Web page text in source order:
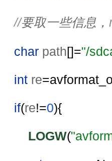
//要取一些信息，
char path[]="/
int re
if(re!=0){
LOGW(